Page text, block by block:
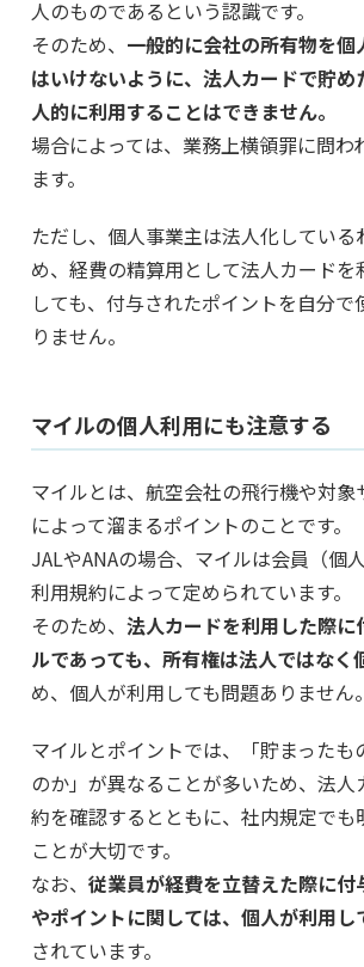
人のものであるという認識です。
そのため、 一般的に会社の所有物を個
はいけないように、法人カードで貯め
人的に利用することはできません。
場合によっては、業務上横領罪に問わ
ます。
ただし、個人事業主は法人化している
め、経費の精算用として法人カードを
しても、付与されたポイントを自分で
りません。
マイルの個人利用にも注意する
マイルとは、航空会社の飛行機や対象
によって溜まるポイントのことです。
JALやANAの場合、マイルは会員（個
利用規約によって定められています。
そのため、 法人カードを利用した際に
ルであっても、所有権は法人ではなく
め、個人が利用しても問題ありません。
マイルとポイントでは、「貯まったも
のか」が異なることが多いため、法人
約を確認するとともに、社内規定でも
ことが大切です。
なお、 従業員が経費を立替えた際に付
やポイントに関しては、個人が利用し
されています。